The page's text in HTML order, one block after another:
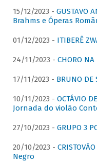
15/12/2023 - GUSTAVO
Brahms e Óperas
01/12/2023 - ITIBERÊ
24/11/2023 - CHORO
17/11/2023 - BRUNO
10/11/2023 - OCTÁVIO
Jornada do violão
27/10/2023 - GRUPO 3
20/10/2023 -
Negro